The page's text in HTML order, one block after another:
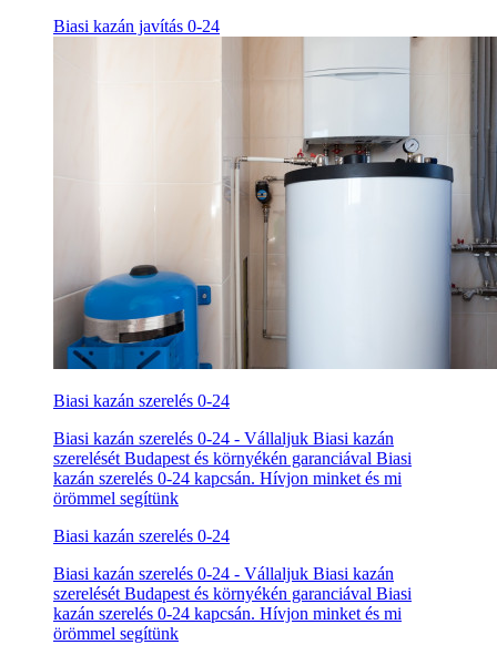
Biasi kazán javítás 0-24
Biasi kazán szerelés 0-24
Biasi kazán szerelés 0-24 - Vállaljuk Biasi kazán
szerelését Budapest és környékén garanciával Biasi
kazán szerelés 0-24 kapcsán. Hívjon minket és mi
örömmel segítünk
Biasi kazán szerelés 0-24
Biasi kazán szerelés 0-24 - Vállaljuk Biasi kazán
szerelését Budapest és környékén garanciával Biasi
kazán szerelés 0-24 kapcsán. Hívjon minket és mi
örömmel segítünk